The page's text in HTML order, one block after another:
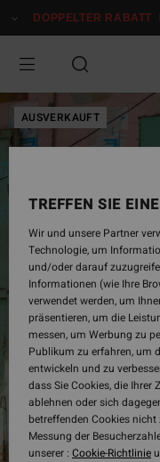
zur
springen
DOPPELTER RABATT
AUSVERKAUFT
TREFFEN SIE
Wir und unsere Partner
Technologie, um
und/oder darauf
Informationen (wie Ihre
verwendet werden, um
präsentieren, um die
messen, um Werbung zu
Publikum zu erfahren, um
entwickeln und zu
dass Sie Cookies, die
ablehnen oder sich
betreffenden Cookies
Messung der
unserer : Cookie-Richtlinie